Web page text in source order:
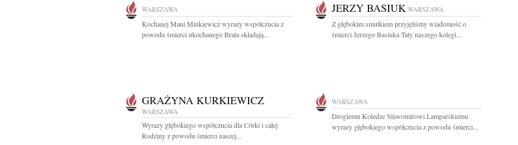
WARSZAWA
Kochanej Mani Minkiewicz wyrazy współczucia z
powodu śmierci ukochanego Brata składają...
JERZY BASIUK WARSZAWA
Z głębokim smutkiem przyjęliśmy wiadomość o
śmierci Jerzego Basiuka Taty naszego kolegi...
GRAŻYNA KURKIEWICZ
WARSZAWA
Wyrazy głębokiego współczucia dla Córki i całej
Rodziny z powodu śmierci naszej...
WARSZAWA
Drogiemu Koledze Sławomirowi Lamparskiemu
wyrazy głębokiego współczucia z powodu śmierci...